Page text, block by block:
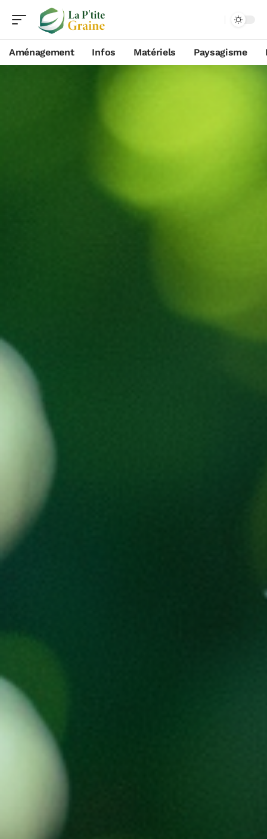
Aménagement Infos Matériels Paysagisme